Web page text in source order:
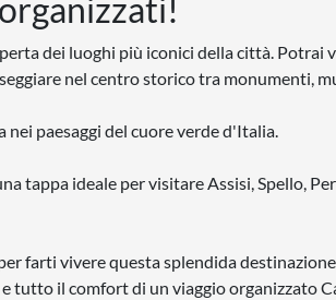
dei luoghi più iconici della città. Potrai
nel centro storico tra monumenti,
paesaggi del cuore verde d'Italia.
tappa ideale per visitare Assisi, Spello,
farti vivere questa splendida
tutto il comfort di un viaggio organizzato